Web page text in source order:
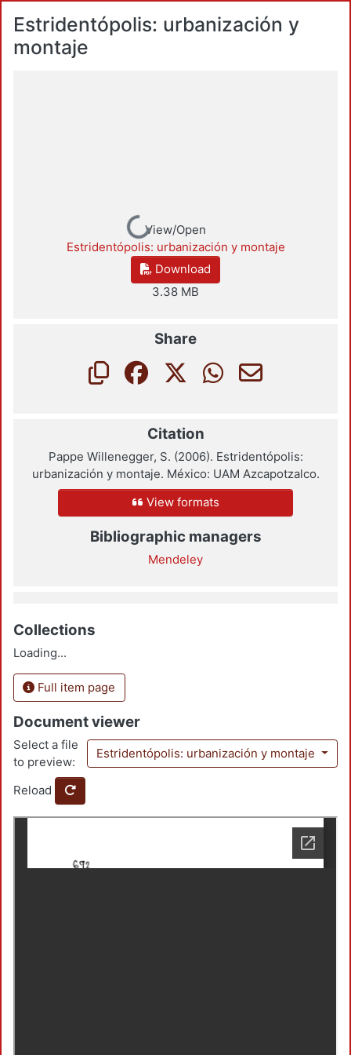
Estridentópolis: urbanización y
montaje
Loading...
View/Open
Estridentópolis: urbanización y montaje
Download
3.38 MB
Share
Citation
Pappe Willenegger, S. (2006). Estridentópolis:
urbanización y montaje. México: UAM Azcapotzalco.
View formats
Bibliographic managers
Mendeley
Collections
Loading...
Full item page
Document viewer
Select a file
to preview:
Estridentópolis: urbanización y montaje
Reload